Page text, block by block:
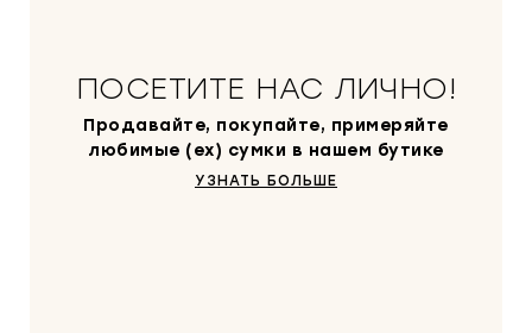
ПОСЕТИТЕ НАС ЛИЧНО!
Продавайте, покупайте, примеряйте
любимые (ex) сумки в нашем бутике
УЗНАТЬ БОЛЬШЕ